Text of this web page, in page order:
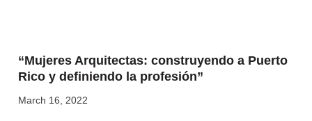
“Mujeres Arquitectas: construyendo a Puerto
Rico y definiendo la profesión”
March 16, 2022